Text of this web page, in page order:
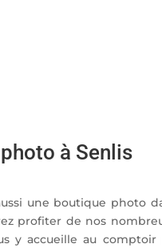
à Senlis
une boutique photo
profiter de nos
y accueille au